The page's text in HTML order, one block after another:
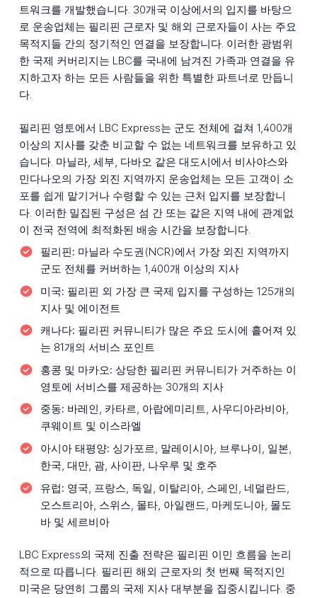
트워크를 개발했습니다. 30개국 이상에서의 입지를 바탕으
로 운송업체는 필리핀 근로자 및 해외 근로자들이 사는 주요
목적지들 간의 정기적인 연결을 보장합니다. 이러한 광범위
한 국제 커버리지는 LBC를 국내에 남겨진 가족과 연결을 유
지하고자 하는 모든 사람들을 위한 특별한 파트너로 만듭니
다.
필리핀 영토에서 LBC Express는 군도 전체에 걸쳐 1,400개
이상의 지사를 갖춘 비교할 수 없는 네트워크를 보유하고 있
습니다. 마닐라, 세부, 다바오 같은 대도시에서 비사야스와
민다나오의 가장 외진 지역까지 운송업체는 모든 고객이 소
포를 쉽게 맡기거나 수령할 수 있는 근처 입지를 보장합니
다. 이러한 밀집된 구성은 섬 간 또는 같은 지역 내에 관계없
이 전국 전역에 최적화된 배송 시간을 보장합니다.
필리핀: 마닐라 수도권(NCR)에서 가장 외진 지역까지
군도 전체를 커버하는 1,400개 이상의 지사
미국: 필리핀 외 가장 큰 국제 입지를 구성하는 125개의
지사 및 에이전트
캐나다: 필리핀 커뮤니티가 많은 주요 도시에 흩어져 있
는 81개의 서비스 포인트
홍콩 및 마카오: 상당한 필리핀 커뮤니티가 거주하는 이
영토에 서비스를 제공하는 30개의 지사
중동: 바레인, 카타르, 아랍에미리트, 사우디아라비아,
쿠웨이트 및 이스라엘
아시아 태평양: 싱가포르, 말레이시아, 브루나이, 일본,
한국, 대만, 괌, 사이판, 나우루 및 호주
유럽: 영국, 프랑스, 독일, 이탈리아, 스페인, 네덜란드,
오스트리아, 스위스, 몰타, 아일랜드, 마케도니아, 몰도
바 및 세르비아
LBC Express의 국제 진출 전략은 필리핀 이민 흐름을 논리
적으로 따릅니다. 필리핀 해외 근로자의 첫 번째 목적지인
미국은 당연히 그룹의 국제 지사 대부분을 집중시킵니다. 중